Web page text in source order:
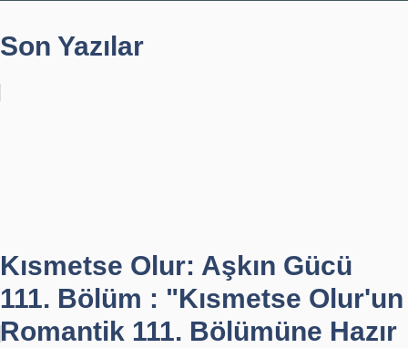
Son Yazılar
Kısmetse Olur: Aşkın Gücü
111. Bölüm : "Kısmetse Olur'un
Romantik 111. Bölümüne Hazır